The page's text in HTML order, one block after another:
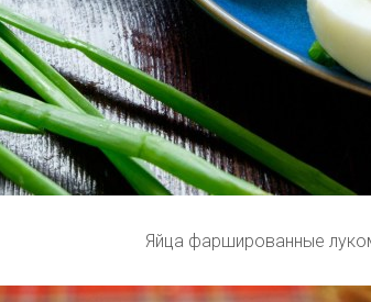
Яйца фаршированные